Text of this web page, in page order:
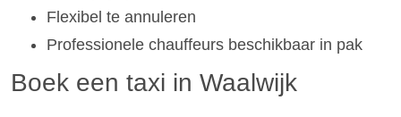
Flexibel te annuleren
Professionele chauffeurs beschikbaar in pak
Boek een taxi in Waalwijk